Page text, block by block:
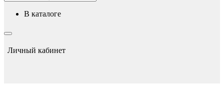
в каталоге
Личный кабинет